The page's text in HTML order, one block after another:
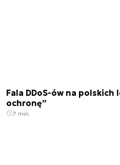
Fala DDoS-ów na polskich
ochronę”
7 min.